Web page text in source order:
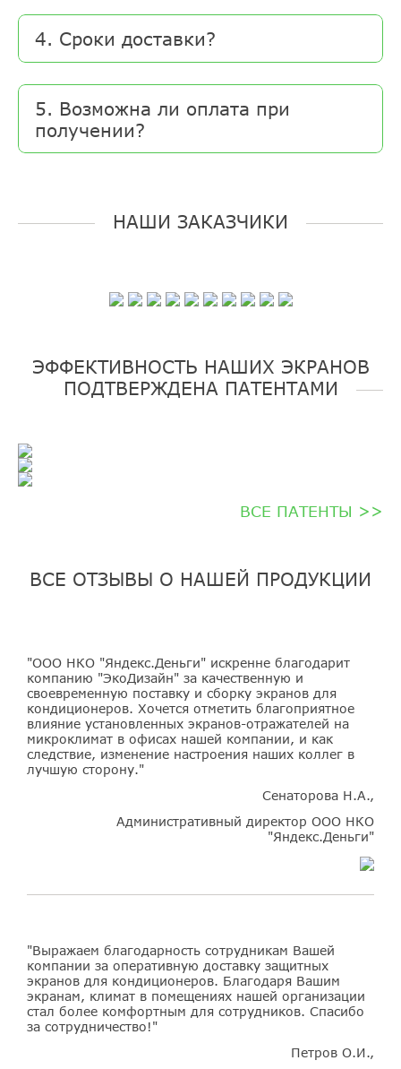
4. Сроки доставки?
5. Возможна ли оплата при
получении?
НАШИ ЗАКАЗЧИКИ
ЭФФЕКТИВНОСТЬ НАШИХ ЭКРАНОВ
ПОДТВЕРЖДЕНА ПАТЕНТАМИ
ВСЕ ПАТЕНТЫ >>
ВСЕ ОТЗЫВЫ О НАШЕЙ ПРОДУКЦИИ
"ООО НКО "Яндекс.Деньги" искренне благодарит
компанию "ЭкоДизайн" за качественную и
своевременную поставку и сборку экранов для
кондиционеров. Хочется отметить благоприятное
влияние установленных экранов-отражателей на
микроклимат в офисах нашей компании, и как
следствие, изменение настроения наших коллег в
лучшую сторону."
Сенаторова Н.А.,
Административный директор ООО НКО
"Яндекс.Деньги"
"Выражаем благодарность сотрудникам Вашей
компании за оперативную доставку защитных
экранов для кондиционеров. Благодаря Вашим
экранам, климат в помещениях нашей организации
стал более комфортным для сотрудников. Спасибо
за сотрудничество!"
Петров О.И.,